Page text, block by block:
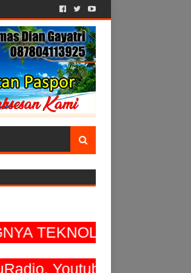
TERUS
Youtube @ 93.7